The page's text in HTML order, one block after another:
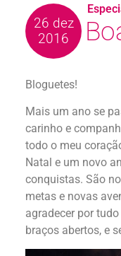
26 dez
2016
Bloguetes!
Mais um ano se
carinho e
todo o meu
Natal e um novo
conquistas. São
metas e novas
agradecer por
braços abertos, e